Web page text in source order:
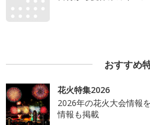
おすすめ
花火特集2026
2026年の花火大会情報
情報も掲載